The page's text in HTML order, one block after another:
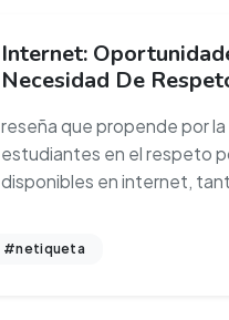
Internet:
Necesidad De
reseña que propende por
estudiantes en el respeto
disponibles en internet,
#netiqueta